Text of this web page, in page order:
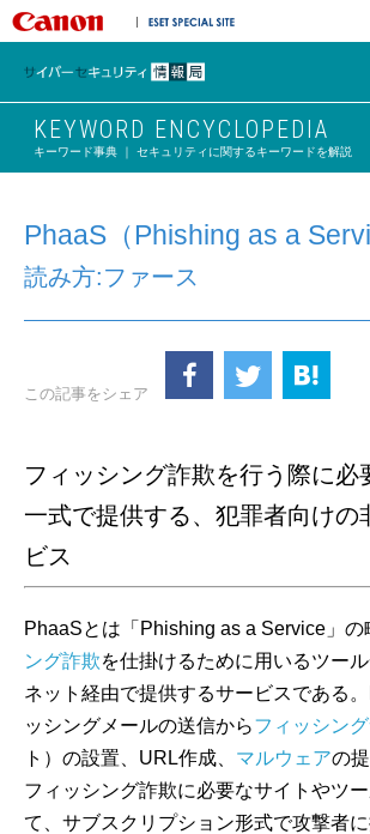
キヤノンマーケティングジャパ
サイバ
KEYWORD ENCYCLOPEDIA
キーワード事典 ｜ セキュリティに関するキーワードを解説
PhaaS（Phishing as a
読み方:ファース
この記事をシェア
フィッシング詐欺を行う際に必
一式で提供する、犯罪者向けの
ビス
PhaaSとは「Phishing as a Service」の
ング詐欺を仕掛けるために用いるツー
ネット経由で提供するサービスである
ッシングメールの送信からフィッシン
ト）の設置、URL作成、 マルウェアの
フィッシング詐欺に必要なサイトやツ
て、サブスクリプション形式で攻撃者